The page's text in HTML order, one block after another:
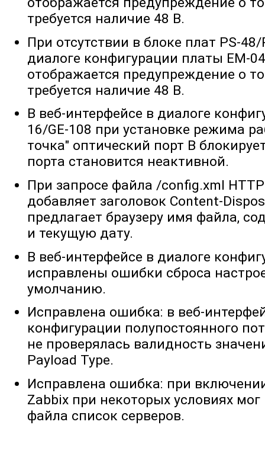
требуется наличие 48 В.
При отсутствии в блоке плат PS-
диалоге конфигурации платы EM-
отображается предупреждение о
требуется наличие 48 В.
В веб-интерфейсе в диалоге
16/GE-108 при установке режима
точка" оптический порт B
порта становится неактивной.
При запросе файла /config.xml
добавляет заголовок Content-
предлагает браузеру имя файла,
и текущую дату.
В веб-интерфейсе в диалоге
исправлены ошибки сброса
умолчанию.
Исправлена ошибка: в веб-
конфигурации полупостоянного
не проверялась валидность
Payload Type.
Исправлена ошибка: при
Zabbix при некоторых условиях мог
файла список серверов.